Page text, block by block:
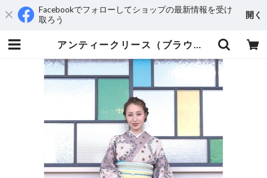
Facebookでフォローしてショップの最新情報を受け
取ろう
開く
アンティークリース（ブラウン） 5-9kimono 2023 | えんや呉服店 ウェブショップ